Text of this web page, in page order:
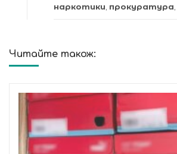
наркотики прокуратура
Читайте також: